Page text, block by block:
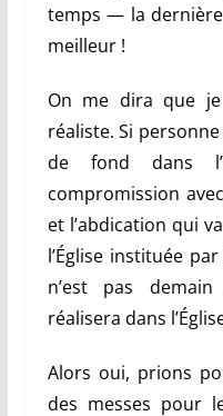
temps — la
meilleur !
On me dira que je
réaliste. Si
de fond dans
compromission
et l’abdication qui
l’Église instituée
n’est pas
réalisera dans
Alors oui, prions
des messes pour